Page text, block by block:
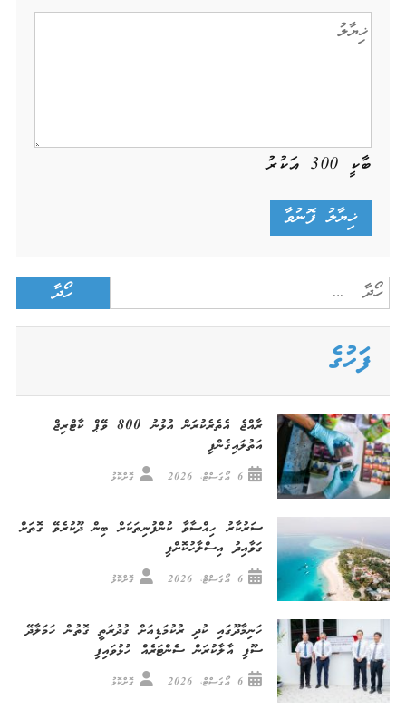
ބާކީ 300އަކުރު
Search
for:
ފަހުގެ
ރާއްޖެ އެތެރެކުރަން އުޅުނު 800 ވޭޕް ކާޓްރިޖް
އަތުލައިގެންފި
6 އޯގަސްޓް، 2026 ގޮށްކޮޅު
ސަރުކާރު ހިއްސާވާ ކުންފުނިތަކަށް ބިން ދޫކުރެވޭ ގޮތަށް
ގަވާއިދު އިސްލާހުކޮށްފި
6 އޯގަސްޓް، 2026 ގޮށްކޮޅު
ހަނިމާދޫގައި ކުދި ރުކުމަޑިއަށް ގުދުރަތީ ގޮތުން ހަމަލާދޭ
ސޫފި އާލާކުރަން ސެންޓަރެއް ހުޅުވައިފި
6 އޯގަސްޓް، 2026 ގޮށްކޮޅު